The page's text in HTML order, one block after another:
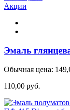
Акции
Эмаль
Обычная цена:
110,00 руб.